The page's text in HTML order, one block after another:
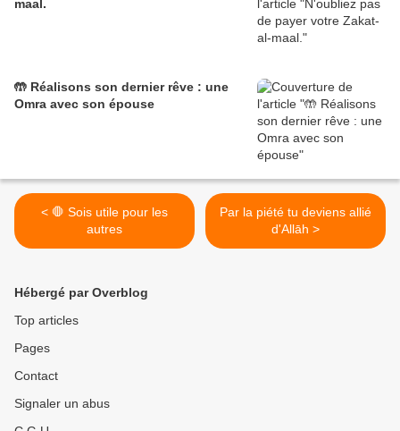
maal.
🤲 Réalisons son dernier rêve : une
Omra avec son épouse
< 🛑 Sois utile pour les
autres
Par la piété tu deviens allié
d'Allāh >
Hébergé par Overblog
Top articles
Pages
Contact
Signaler un abus